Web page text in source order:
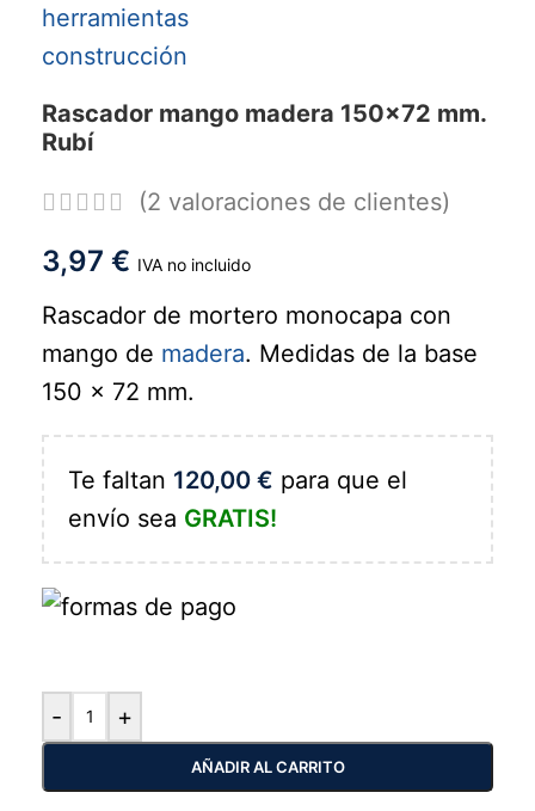
Rascador mango madera 150x72 mm.
Rubí
(2 valoraciones de clientes)
3,97 € IVA no incluido
Rascador de mortero monocapa con
mango de madera. Medidas de la base
150 x 72 mm.
Te faltan 120,00 € para que el
envío sea GRATIS!
- +
AÑADIR AL CARRITO